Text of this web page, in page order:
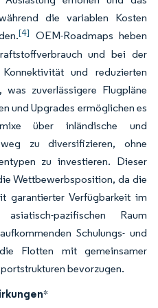
die variablen Kosten
[4] OEM-Roadmaps heben
und bei der
und reduzierten
was zuverlässigere Flugpläne
und Upgrades ermöglichen es
über inländische und
zu diversifizieren, ohne
zu investieren. Dieser
Wettbewerbsposition, da die
garantierter Verfügbarkeit im
pazifischen Raum
Schulungs- und
Flotten mit gemeinsamer
bevorzugen.
*